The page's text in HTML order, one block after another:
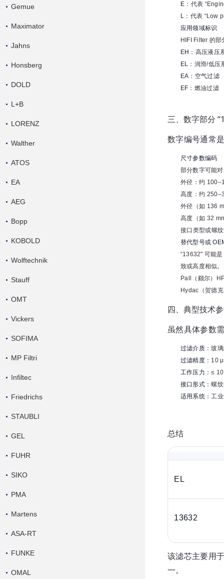
Gemue
Maximator
Jahns
Honsberg
DOLD
L+B
LORENZ
Walther
ATOS
EA
AEG
Bopp
KOBOLD
Wolftechnik
Stauff
OMT
Vickers
SOFIMA
MP Filtri
Infiltec
Friedrichs
STAUBLI
GEL
FUHR
SIKO
PMA
Martens
ASA-RT
FUNKE
OMAL
E ：代表
L ：代表 “Low
应用领域标识
HIFI Filter 的
EH ：高压液压
EL ：润滑/低压
EA ：空气过滤
EF ：燃油过滤
三、数字部分
数字编号通常
尺寸参数编码
部分数字可能
外径：约
高度：约
外径（如 136
高度（如 32
接口类型或螺
替代型号或
“13632" 可能
致或高度相似。
Pall（颇尔）
Hydac（贺德
四、典型技术
虽然具体参数
过滤介质：玻
过滤精度：10
工作压力 ：≤
接口形式：螺
适用系统：工
总结
EL
13632
该滤芯主要用
一。